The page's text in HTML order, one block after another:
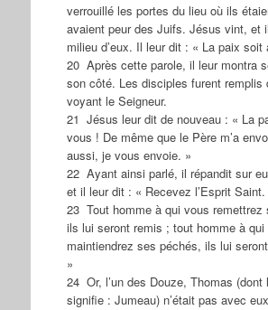
verrouillé les portes du lieu où ils
avaient peur des Juifs. Jésus vint, et
milieu d’eux. Il leur dit : « La paix
20 Après cette parole, il leur montra
son côté. Les disciples furent remplis
voyant le Seigneur.
21 Jésus leur dit de nouveau : « La
vous ! De même que le Père m’a
aussi, je vous envoie. »
22 Ayant ainsi parlé, il répandit sur
et il leur dit : « Recevez l’Esprit Saint.
23 Tout homme à qui vous remettrez
ils lui seront remis ; tout homme à qui
maintiendrez ses péchés, ils lui
»
24 Or, l’un des Douze, Thomas (dont
signifie : Jumeau) n’était pas avec